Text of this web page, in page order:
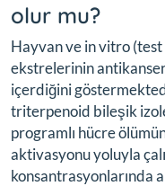
olur mu?
Hayvan ve in vitro (test
ekstrelerinin
içerdiğini
triterpenoid bileşik
programlı hücre
aktivasyonu yoluyla
konsantrasyonlarında